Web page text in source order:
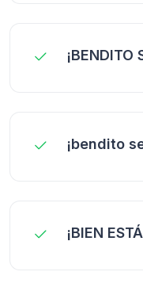
¡BENDITO
¡bendito
¡BIEN